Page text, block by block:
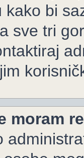
kako bi
sve tri
moram